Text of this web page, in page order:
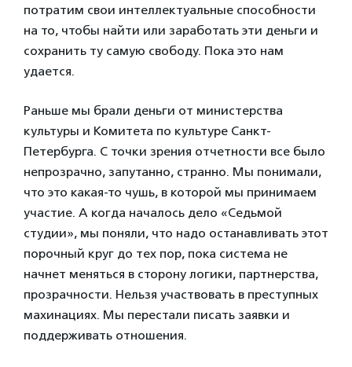
потратим свои интеллектуальные способности
на то, чтобы найти или заработать эти деньги и
сохранить ту самую свободу. Пока это нам
удается.
Раньше мы брали деньги от министерства
культуры и Комитета по культуре Санкт-
Петербурга. С точки зрения отчетности все было
непрозрачно, запутанно, странно. Мы понимали,
что это какая-то чушь, в которой мы принимаем
участие. А когда началось дело «Седьмой
студии», мы поняли, что надо останавливать этот
порочный круг до тех пор, пока система не
начнет меняться в сторону логики, партнерства,
прозрачности. Нельзя участвовать в преступных
махинациях. Мы перестали писать заявки и
поддерживать отношения.